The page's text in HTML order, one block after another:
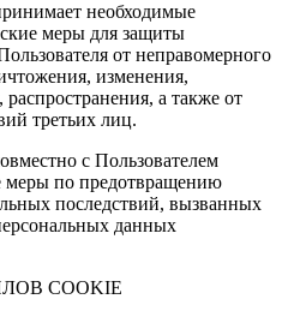
необходимые
меры для защиты
от неправомерного
изменения,
а также от
третьих лиц.
с Пользователем
меры по предотвращению
последствий, вызванных
данных
COOKIE